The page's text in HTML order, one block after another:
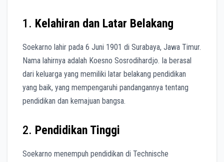
1. Kelahiran dan Latar Belakang
Soekarno lahir pada 6 Juni 1901 di Surabaya, Jawa Timur.
Nama lahirnya adalah Koesno Sosrodihardjo. Ia berasal
dari keluarga yang memiliki latar belakang pendidikan
yang baik, yang mempengaruhi pandangannya tentang
pendidikan dan kemajuan bangsa.
2. Pendidikan Tinggi
Soekarno menempuh pendidikan di Technische